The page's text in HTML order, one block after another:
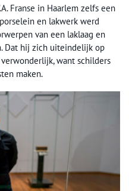
Franse in Haarlem zelfs een
en lakwerk werd
van een laklaag en
Dat hij zich uiteindelijk op
want schilders
maken.